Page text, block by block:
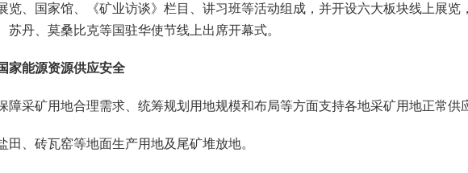
国家馆、《矿业访谈》栏目、讲习班等活动组成，并开设六大板块线上展览
丹、莫桑比克等国驻华使节线上出席开幕式。
能源资源供应安全
矿用地合理需求、统筹规划用地规模和布局等方面支持各地采矿用地正常供
、砖瓦窑等地面生产用地及尾矿堆放地。